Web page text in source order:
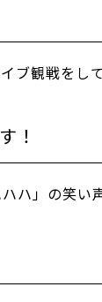
ブ観戦をして
！
ハ」の笑い